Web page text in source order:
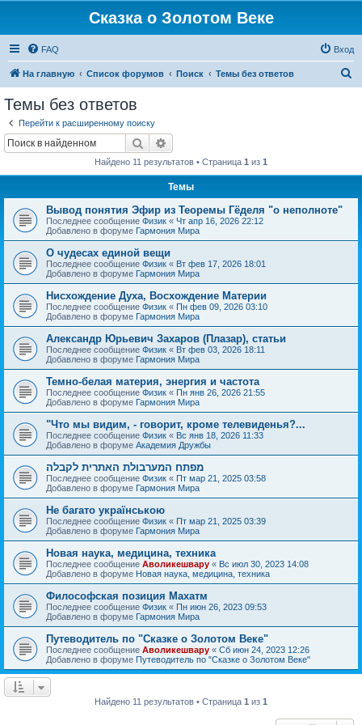
Сказка о Золотом Веке
FAQ Вход
На главную Список форумов Поиск Темы без ответов
Темы без ответов
Перейти к расширенному поиску
Поиск
Найдено 11 результатов • Страница 1 из 1
Темы
Вывод понятия Эфир из Теоремы Гёделя "о неполноте"
Последнее сообщение Физик « Чт апр 16, 2026 22:12
Добавлено в форуме Гармония Мира
О чудесах единой вещи
Последнее сообщение Физик « Вт фев 17, 2026 18:01
Добавлено в форуме Гармония Мира
Нисхождение Духа, Восхождение Материи
Последнее сообщение Физик « Пн фев 09, 2026 03:10
Добавлено в форуме Гармония Мира
Александр Юрьевич Захаров (Плазар), статьи
Последнее сообщение Физик « Вт фев 03, 2026 18:11
Добавлено в форуме Гармония Мира
Темно-белая материя, энергия и частота
Последнее сообщение Физик « Пн янв 26, 2026 21:55
Добавлено в форуме Гармония Мира
"Что мы видим, - говорит, кроме телевиденья?...
Последнее сообщение Физик « Вс янв 18, 2026 11:33
Добавлено в форуме Академия Дружбы
מפתח המערבולת האתרית לקבלה
Последнее сообщение Физик « Пт мар 21, 2025 03:58
Добавлено в форуме Гармония Мира
Не багато українською
Последнее сообщение Физик « Пт мар 21, 2025 03:39
Добавлено в форуме Гармония Мира
Новая наука, медицина, техника
Последнее сообщение Аволикешвару « Вс июл 30, 2023 14:08
Добавлено в форуме Новая наука, медицина, техника
Философская позиция Махатм
Последнее сообщение Физик « Пн июн 26, 2023 09:53
Добавлено в форуме Гармония Мира
Путеводитель по "Сказке о Золотом Веке"
Последнее сообщение Аволикешвару « Сб июн 24, 2023 12:26
Добавлено в форуме Путеводитель по "Сказке о Золотом Веке"
Найдено 11 результатов • Страница 1 из 1